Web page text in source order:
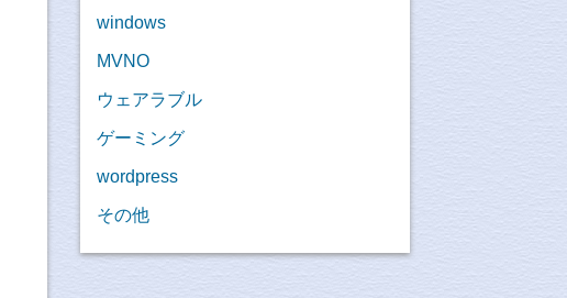
windows
MVNO
ウェアラブル
ゲーミング
wordpress
その他